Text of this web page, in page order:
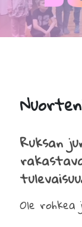
Ruksan
Ole